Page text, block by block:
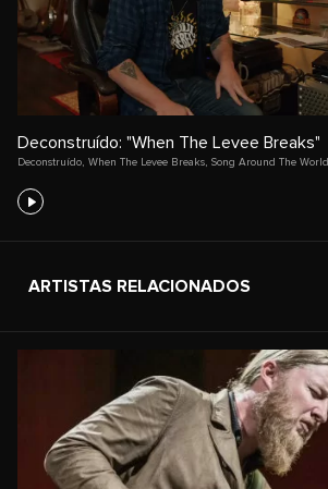
Deconstruído: "When The Levee Breaks"
Deconstruído, When The Levee Breaks, Song Around The World
ARTISTAS RELACIONADOS